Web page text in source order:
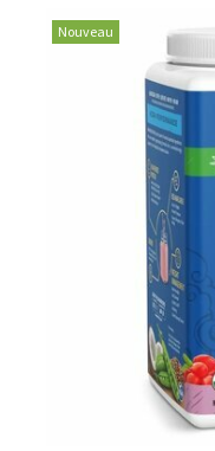
Nouveau